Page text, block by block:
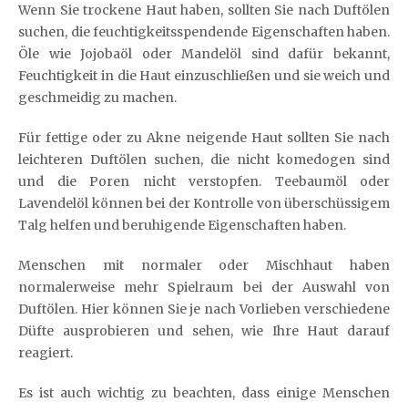
Wenn Sie trockene Haut haben, sollten Sie nach Duftölen
suchen, die feuchtigkeitsspendende Eigenschaften haben.
Öle wie Jojobaöl oder Mandelöl sind dafür bekannt,
Feuchtigkeit in die Haut einzuschließen und sie weich und
geschmeidig zu machen.
Für fettige oder zu Akne neigende Haut sollten Sie nach
leichteren Duftölen suchen, die nicht komedogen sind
und die Poren nicht verstopfen. Teebaumöl oder
Lavendelöl können bei der Kontrolle von überschüssigem
Talg helfen und beruhigende Eigenschaften haben.
Menschen mit normaler oder Mischhaut haben
normalerweise mehr Spielraum bei der Auswahl von
Duftölen. Hier können Sie je nach Vorlieben verschiedene
Düfte ausprobieren und sehen, wie Ihre Haut darauf
reagiert.
Es ist auch wichtig zu beachten, dass einige Menschen